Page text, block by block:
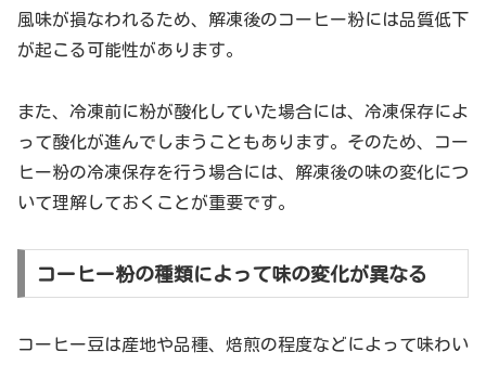
風味が損なわれるため、解凍後のコーヒー粉には品質低下
が起こる可能性があります。
また、冷凍前に粉が酸化していた場合には、冷凍保存によ
って酸化が進んでしまうこともあります。そのため、コー
ヒー粉の冷凍保存を行う場合には、解凍後の味の変化につ
いて理解しておくことが重要です。
コーヒー粉の種類によって味の変化が異なる
コーヒー豆は産地や品種、焙煎の程度などによって味わい